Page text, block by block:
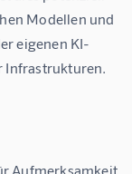
Modellen und
eigenen KI-
Infrastrukturen.
Aufmerksamkeit